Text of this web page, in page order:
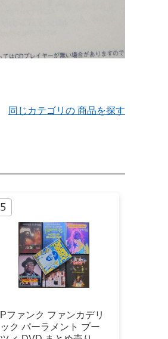
同じカテゴリの 商品を探す
Pファンク ファンカデリ
ック パーラメント ブー